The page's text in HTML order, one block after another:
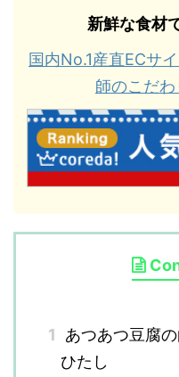
新鮮な食材
国内No.1産直ECサ
師のこだ
1
あつあつ豆腐
ひたし